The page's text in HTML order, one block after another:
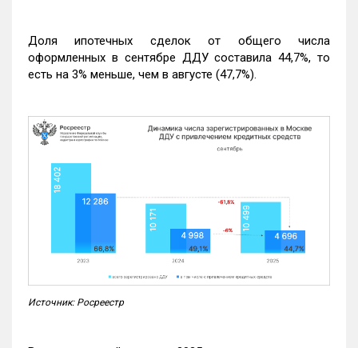
Доля ипотечных сделок от общего числа
оформленных в сентябре ДДУ составила 44,7%, то
есть на 3% меньше, чем в августе (47,7%).
Источник: Росреестр